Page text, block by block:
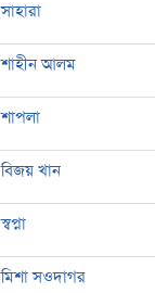
সাহারা
শাহীন আলম
শাপলা
বিজয় খান
স্বপ্না
মিশা সওদাগর